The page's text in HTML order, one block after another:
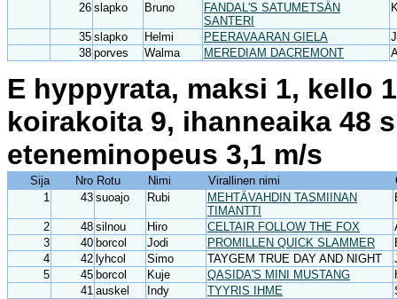
26 slapko Bruno
FANDAL'S SATUMETSÄN
SANTERI
35 slapko Helmi PEERAVAARAN GIELA
38 porves Walma MEREDIAM DACREMONT
E hyppyrata, maksi 1, kello
koirakoita 9, ihanneaika 48
eteneminopeus 3,1 m/s
Sija Nro Rotu Nimi Virallinen nimi
1
43 suoajo Rubi
MEHTÄVAHDIN TASMIINAN
TIMANTTI
2 48 silnou Hiro CELTAIR FOLLOW THE FOX
3
40 borcol Jodi PROMILLEN QUICK SLAMMER
4
42 lyhcol Simo TAYGEM TRUE DAY AND NIGHT
5
45 borcol Kuje QASIDA'S MINI MUSTANG
41 auskel Indy TYYRIS IHME